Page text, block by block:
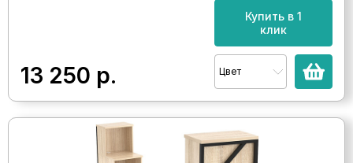
13 250 р.
Купить в 1
клик
Цвет